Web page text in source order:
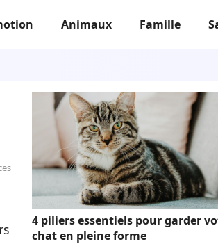
Animaux Famille
4 piliers essentiels pour garder
chat en pleine forme